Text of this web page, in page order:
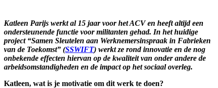
Katleen Parijs werkt al 15 jaar voor het ACV en heeft altijd een
ondersteunende functie voor militanten gehad. In het huidige
project “Samen Sleutelen aan Werknemersinspraak in Fabrieken
van de Toekomst” (SSWIFT) werkt ze rond innovatie en de nog
onbekende effecten hiervan op de kwaliteit van onder andere de
arbeidsomstandigheden en de impact op het sociaal overleg.
Katleen, wat is je motivatie om dit werk te doen?